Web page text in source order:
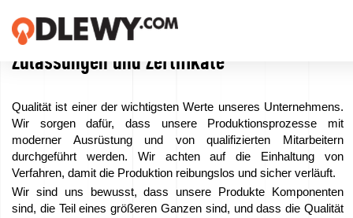
TRADYCJA
JAKOŚĆ
Zulassungen und Zertifikate
Qualität ist einer der wichtigsten Werte unseres Unternehmens.
Wir sorgen dafür, dass unsere Produktionsprozesse mit
moderner Ausrüstung und von qualifizierten Mitarbeitern
durchgeführt werden. Wir achten auf die Einhaltung von
Verfahren, damit die Produktion reibungslos und sicher verläuft.
Wir sind uns bewusst, dass unsere Produkte Komponenten
sind, die Teil eines größeren Ganzen sind, und dass die Qualität